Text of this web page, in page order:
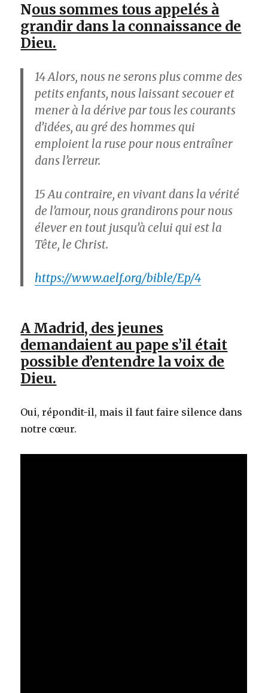
Nous sommes tous appelés à
grandir dans la connaissance de
Dieu.
14Alors, nous ne serons plus comme des
petits enfants, nous laissant secouer et
mener à la dérive par tous les courants
d’idées, au gré des hommes qui
emploient la ruse pour nous entraîner
dans l’erreur.
15Au contraire, en vivant dans la vérité
de l’amour, nous grandirons pour nous
élever en tout jusqu’à celui qui est la
Tête, le Christ.
https://www.aelf.org/bible/Ep/4
A Madrid, des jeunes
demandaient au pape s’il était
possible d’entendre la voix de
Dieu.
Oui, répondit-il, mais il faut faire silence dans
notre cœur.